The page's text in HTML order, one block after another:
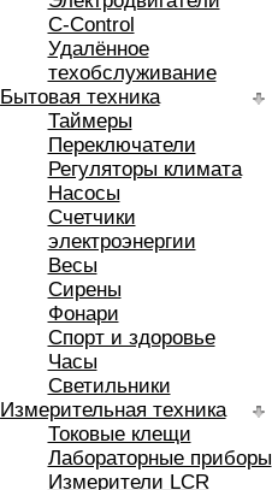
C-Control
Удалённое
техобслуживание
Бытовая техника
Таймеры
Переключатели
Регуляторы климата
Насосы
Счетчики
электроэнергии
Весы
Сирены
Фонари
Спорт и здоровье
Часы
Светильники
Измерительная техника
Токовые клещи
Лабораторные приборы
Измерители LCR